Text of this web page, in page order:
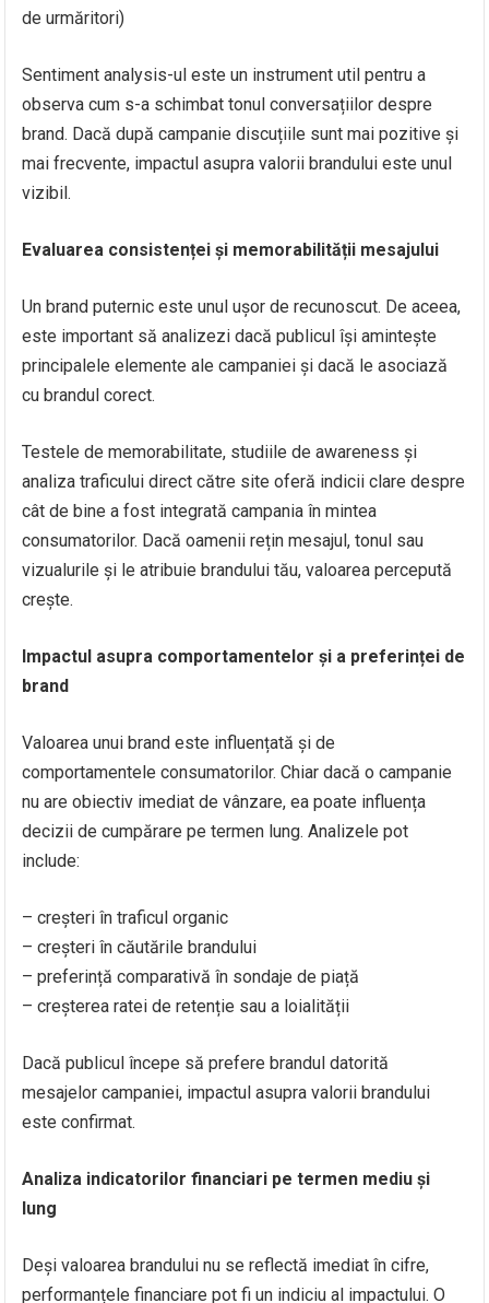
de urmăritori)
Sentiment analysis-ul este un instrument util pentru a
observa cum s-a schimbat tonul conversațiilor despre
brand. Dacă după campanie discuțiile sunt mai pozitive și
mai frecvente, impactul asupra valorii brandului este unul
vizibil.
Evaluarea consistenței și memorabilității mesajului
Un brand puternic este unul ușor de recunoscut. De aceea,
este important să analizezi dacă publicul își amintește
principalele elemente ale campaniei și dacă le asociază
cu brandul corect.
Testele de memorabilitate, studiile de awareness și
analiza traficului direct către site oferă indicii clare despre
cât de bine a fost integrată campania în mintea
consumatorilor. Dacă oamenii rețin mesajul, tonul sau
vizualurile și le atribuie brandului tău, valoarea percepută
crește.
Impactul asupra comportamentelor și a preferinței de
brand
Valoarea unui brand este influențată și de
comportamentele consumatorilor. Chiar dacă o campanie
nu are obiectiv imediat de vânzare, ea poate influența
decizii de cumpărare pe termen lung. Analizele pot
include:
– creșteri în traficul organic
– creșteri în căutările brandului
– preferință comparativă în sondaje de piață
– creșterea ratei de retenție sau a loialității
Dacă publicul începe să prefere brandul datorită
mesajelor campaniei, impactul asupra valorii brandului
este confirmat.
Analiza indicatorilor financiari pe termen mediu și
lung
Deși valoarea brandului nu se reflectă imediat în cifre,
performanțele financiare pot fi un indiciu al impactului. O